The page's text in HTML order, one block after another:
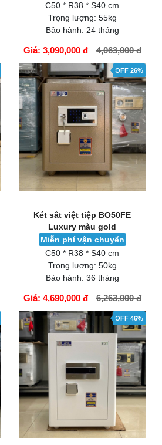
C50 * R38 * S40 cm
Trọng lượng: 55kg
Bảo hành: 24 tháng
Giá: 3,090,000 đ 4,063,000 đ
GIỎ HÀNG
OFF 26%
Két sắt việt tiệp BO50FE
Luxury màu gold
Miễn phí vận chuyển
C50 * R38 * S40 cm
Trọng lượng: 50kg
Bảo hành: 36 tháng
Giá: 4,690,000 đ 6,263,000 đ
GIỎ HÀNG
OFF 46%